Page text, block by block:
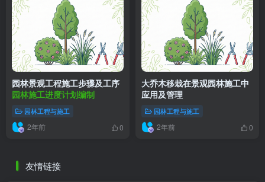
园林景观工程施工步骤及工序
园林施工进度计划编制
园林工程与施工
2年前 0
大乔木移栽在景观园林施工中
应用及管理
园林工程与施工
2年前 0
友情链接